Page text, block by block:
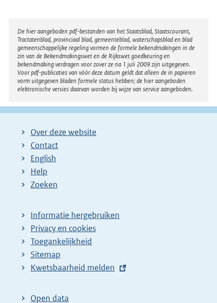
r
n
e
l
i
n
k
Disclaimer
De hier aangeboden pdf-bestanden van het Staatsblad, Staatscourant,
Tractatenblad, provinciaal blad, gemeenteblad, waterschapsblad en blad
gemeenschappelijke regeling vormen de formele bekendmakingen in de
zin van de Bekendmakingswet en de Rijkswet goedkeuring en
bekendmaking verdragen voor zover ze na 1 juli 2009 zijn uitgegeven.
Voor pdf-publicaties van vóór deze datum geldt dat alleen de in papieren
vorm uitgegeven bladen formele status hebben; de hier aangeboden
elektronische versies daarvan worden bij wijze van service aangeboden.
Over deze website
Contact
English
Help
Zoeken
Informatie hergebruiken
Privacy en cookies
Toegankelijkheid
Sitemap
E
t
Kwetsbaarheid melden
Open data